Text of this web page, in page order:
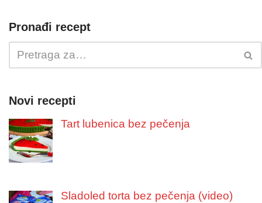
Pronađi recept
Novi recepti
Tart lubenica bez pečenja
Sladoled torta bez pečenja (video)